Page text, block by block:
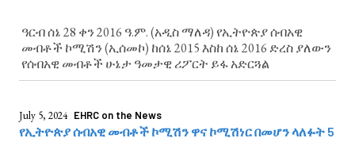
ዓርብ ሰኔ 28 ቀን 2016 ዓ.ም. (አዲስ ማለዳ) የኢትዮጵያ ሰብአዊ
መብቶች ኮሚሽን (ኢሰመኮ) ከሰኔ 2015 እስከ ሰኔ 2016 ድረስ ያለውን
የሰብአዊ መብቶች ሁኔታ ዓመታዊ ሪፖርት ይፋ አድርጓል
July 5, 2024 EHRC on the News
የኢትዮጵያ ሰብአዊ መብቶች ኮሚሽን ዋና ኮሚሽነር በመሆን ላለፉት 5